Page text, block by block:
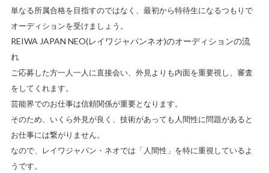
単なる所属合格を目指すのではなく、最初から特待生になるつもりで
オーディションを受けましょう。
REIWA JAPAN NEO(レイワジャパンネオ)のオーディションの流
れ
ご応募した方一人一人に直接会い、外見よりも内面を重要視し、審査
をしてくれます。
芸能界でのお仕事は信頼関係が重要となります。
そのため、いくら外見が良く、技術があっても人間性に問題があると
お仕事には繋がりません。
なので、レイワジャパン・ネオでは「人間性」を特に重視しているよ
うです。